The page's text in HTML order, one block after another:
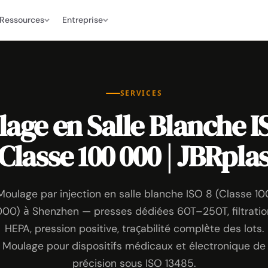
Ressources Entreprise
SERVICES
en Salle Blanche
100 000 |
par injection en salle blanche ISO 8 (Classe
à Shenzhen — presses dédiées 60T–250T,
HEPA, pression positive, traçabilité complète des lots.
Moulage pour dispositifs médicaux et électronique de
précision sous ISO 13485.